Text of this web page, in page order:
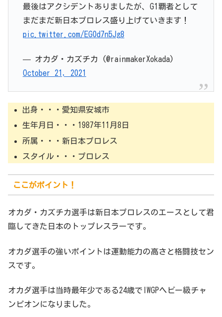
最後はアクシデントありましたが、G1覇者として
まだまだ新日本プロレス盛り上げていきます！
pic.twitter.com/EG0d7n5Jg8
— オカダ・カズチカ (@rainmakerXokada)
October 21, 2021
出身・・・愛知県安城市
生年月日・・・1987年11月8日
所属・・・新日本プロレス
スタイル・・・プロレス
ここがポイント！
オカダ・カズチカ選手は新日本プロレスのエースとして君
臨してきた日本のトップレスラーです。
オカダ選手の強いポイントは運動能力の高さと格闘技セン
スです。
オカダ選手は当時最年少である24歳でIWGPヘビー級チャ
ンピオンになりました。